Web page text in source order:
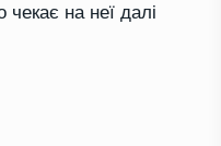
на неї далі